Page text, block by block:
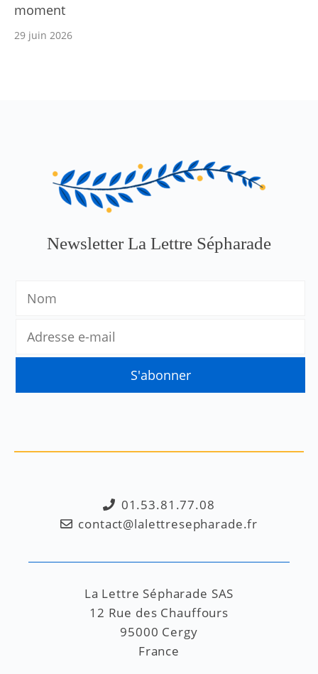
moment
29 juin 2026
Newsletter La Lettre Sépharade
01.53.81.77.08
contact@lalettresepharade.fr
La Lettre Sépharade SAS
12 Rue des Chauffours
95000 Cergy
France